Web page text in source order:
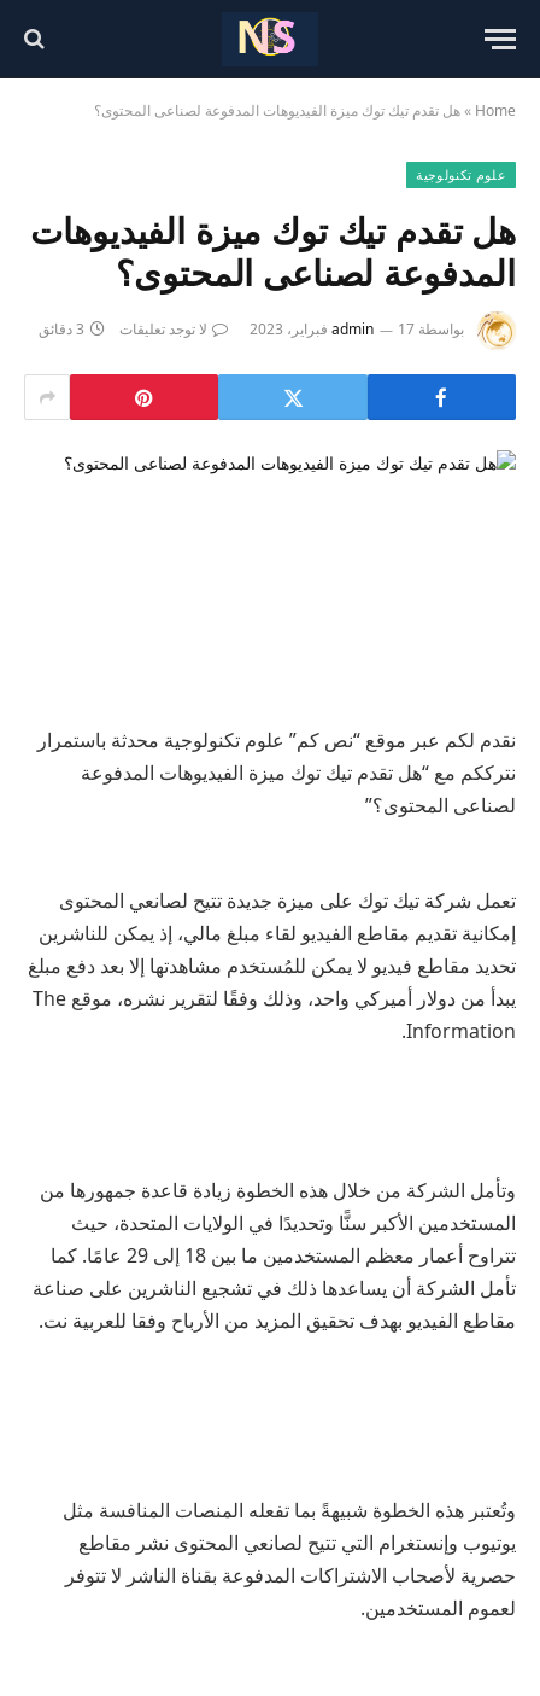
Home
»هل تقدم تيك توك ميزة الفيديوهات المدفوعة لصناعى المحتوى؟
علوم تكنولوجية
هل تقدم تيك توك ميزة الفيديوهات
المدفوعة لصناعى المحتوى؟
بواسطة admin 17 فبراير، 2023 لا توجد تعليقات 3 دقائق
نقدم لكم عبر موقع “نص كم” علوم تكنولوجية محدثة باستمرار
نترككم مع “هل تقدم تيك توك ميزة الفيديوهات المدفوعة
لصناعى المحتوى؟”
تعمل شركة تيك توك على ميزة جديدة تتيح لصانعي المحتوى
إمكانية تقديم مقاطع الفيديو لقاء مبلغ مالي، إذ يمكن للناشرين
تحديد مقاطع فيديو لا يمكن للمُستخدم مشاهدتها إلا بعد دفع مبلغ
يبدأ من دولار أميركي واحد، وذلك وفقًا لتقرير نشره، موقع The
Information.
وتأمل الشركة من خلال هذه الخطوة زيادة قاعدة جمهورها من
المستخدمين الأكبر سنًّا وتحديدًا في الولايات المتحدة، حيث
تتراوح أعمار معظم المستخدمين ما بين 18 إلى 29 عامًا. كما
تأمل الشركة أن يساعدها ذلك في تشجيع الناشرين على صناعة
مقاطع الفيديو بهدف تحقيق المزيد من الأرباح وفقا للعربية نت.
وتُعتبر هذه الخطوة شبيهةً بما تفعله المنصات المنافسة مثل
يوتيوب وإنستغرام التي تتيح لصانعي المحتوى نشر مقاطع
حصرية لأصحاب الاشتراكات المدفوعة بقناة الناشر لا تتوفر
لعموم المستخدمين.